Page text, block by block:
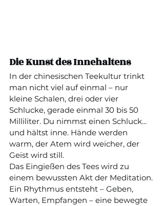
Die Kunst des Innehaltens
In der chinesischen Teekultur trinkt
man nicht viel auf einmal – nur
kleine Schalen, drei oder vier
Schlucke, gerade einmal 30 bis 50
Milliliter. Du nimmst einen Schluck...
und hältst inne. Hände werden
warm, der Atem wird weicher, der
Geist wird still.
Das Eingießen des Tees wird zu
einem bewussten Akt der Meditation.
Ein Rhythmus entsteht – Geben,
Warten, Empfangen – eine bewegte